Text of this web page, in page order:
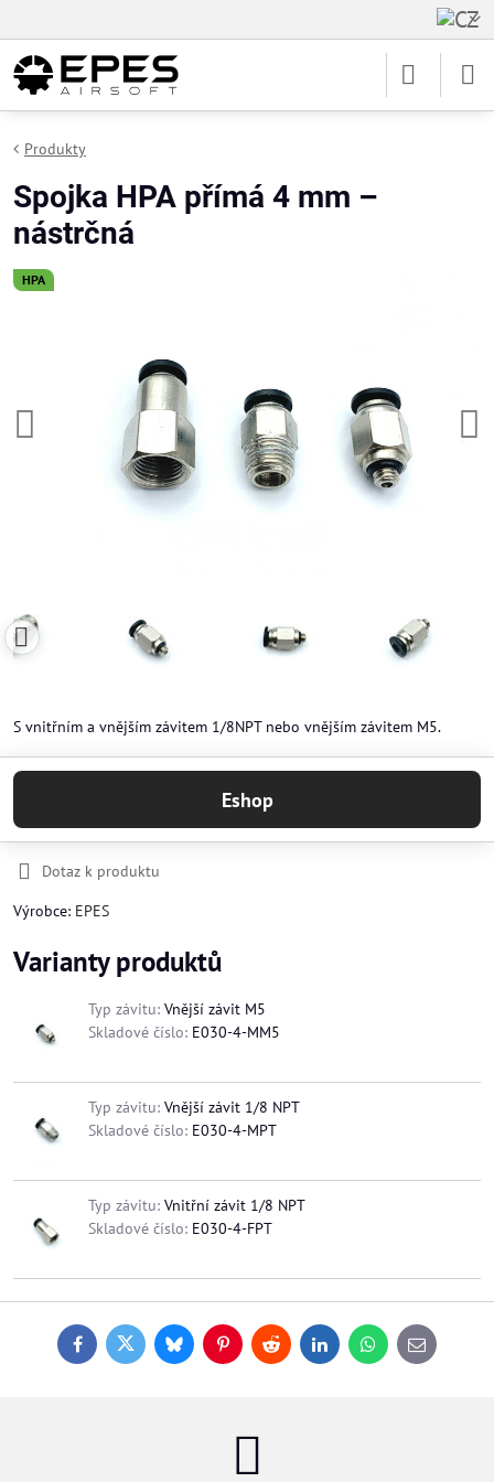
HPA
Produkty
Spojka HPA přímá 4 mm –
nástrčná
S vnitřním a vnějším závitem 1/8NPT nebo vnějším závitem M5.
Eshop
Dotaz k produktu
Výrobce: EPES
Varianty produktů
Typ závitu: Vnější závit M5
Skladové číslo: E030-4-MM5
Typ závitu: Vnější závit 1/8 NPT
Skladové číslo: E030-4-MPT
Typ závitu: Vnitřní závit 1/8 NPT
Skladové číslo: E030-4-FPT
FacebookTwitterBlueskyPinterestReddit LinkedInWhatsApp
E-
mail